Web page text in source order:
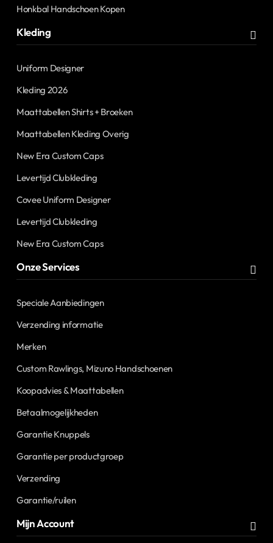
Honkbal Handschoen Kopen
Kleding
Uniform Designer
Kleding 2026
Maattabellen Shirts + Broeken
Maattabellen Kleding Overig
New Era Custom Caps
Levertijd Clubkleding
Covee Uniform Designer
Levertijd Clubkleding
New Era Custom Caps
Onze Services
Speciale Aanbiedingen
Verzending informatie
Merken
Custom Rawlings, Mizuno Handschoenen
Koopadvies & Maattabellen
Betaalmogelijkheden
Garantie Knuppels
Garantie per productgroep
Verzending
Garantie/ruilen
Mijn Account